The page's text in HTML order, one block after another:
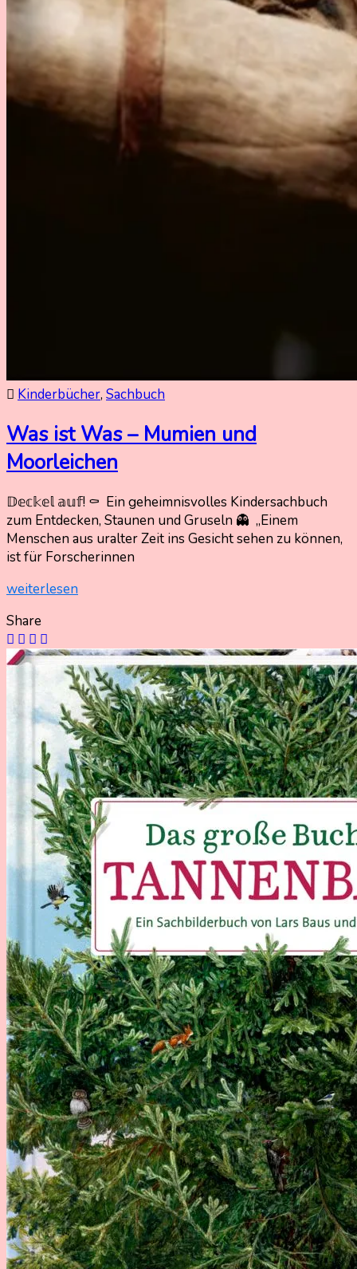
Kinderbücher, Sachbuch
Was ist Was – Mumien und
Moorleichen
1.
Oktober
202519.
2025
Nadine
Kammer
𝔻𝕖𝕔𝕜𝕖𝕝 𝕒𝕦𝕗! ⚰️ Ein geheimnisvolles Kindersachbuch
zum Entdecken, Staunen und Gruseln 👻 „Einem
Menschen aus uralter Zeit ins Gesicht sehen zu können,
ist für Forscherinnen
weiterlesen
Share